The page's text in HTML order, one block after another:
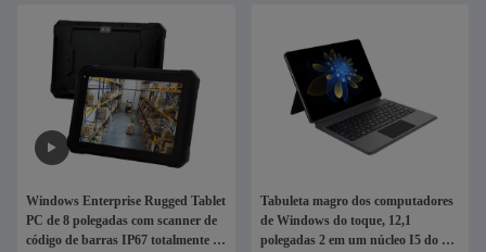
Windows Enterprise Rugged Tablet
PC de 8 polegadas com scanner de
código de barras IP67 totalmente à
Tabuleta magro dos computadores
de Windows do toque, 12,1
polegadas 2 em um núcleo I5 do PC